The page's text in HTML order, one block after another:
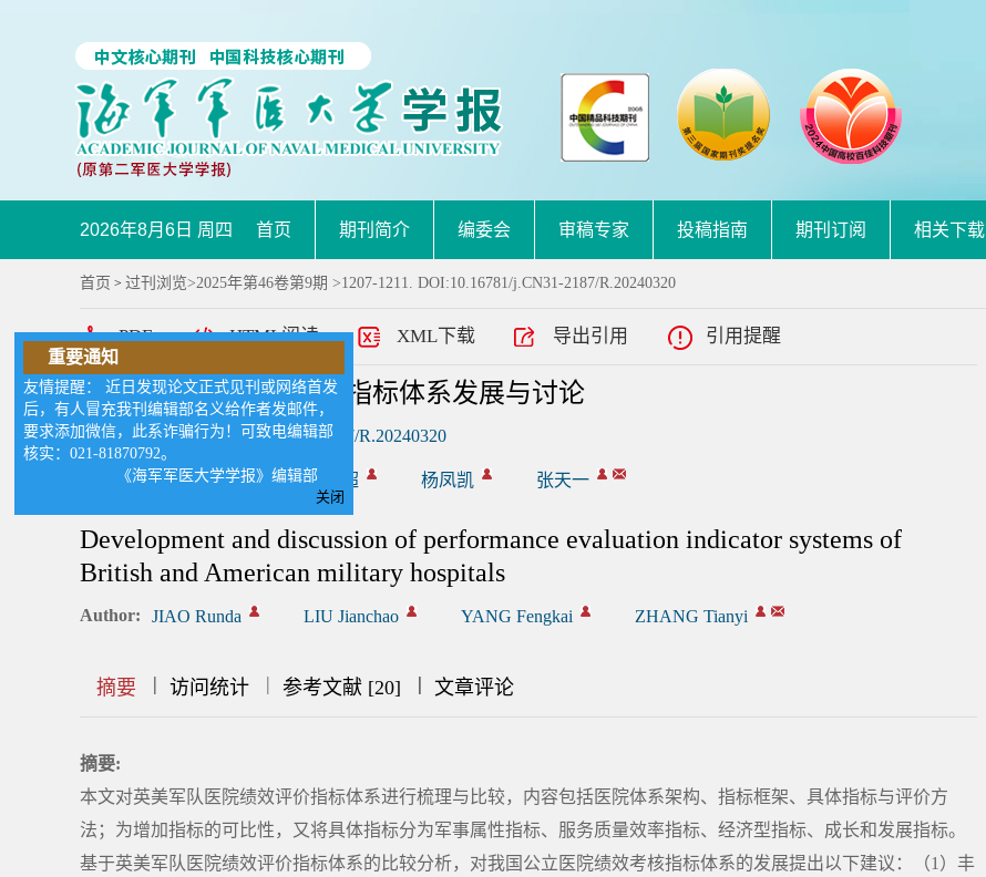
2026年8月6日 周四 首页 期刊简介 编委会 审稿专家 投稿指南 期刊订阅 相关下载
首页 > 过刊浏览>2025年第46卷第9期 >1207-1211. DOI:10.16781/j.CN31-2187/R.20240320
PDF HTML阅读 XML下载 导出引用 引用提醒
英美军队医院绩效评价指标体系发展与讨论
DOI: 10.16781/j.CN31-2187/R.20240320
焦润达 刘建超 杨凤凯 张天一
Development and discussion of performance evaluation indicator systems of
British and American military hospitals
Author: JIAO Runda LIU Jianchao YANG Fengkai ZHANG Tianyi
摘要 || 访问统计 | 参考文献 [20] |||| 文章评论
摘要:
本文对英美军队医院绩效评价指标体系进行梳理与比较，内容包括医院体系架构、指标框架、具体指标与评价方
法；为增加指标的可比性，又将具体指标分为军事属性指标、服务质量效率指标、经济型指标、成长和发展指标。
基于英美军队医院绩效评价指标体系的比较分析，对我国公立医院绩效考核指标体系的发展提出以下建议：（1）丰
重要通知
友情提醒： 近日发现论文正式见刊或网络首发
后，有人冒充我刊编辑部名义给作者发邮件，
要求添加微信，此系诈骗行为！可致电编辑部
核实：021-81870792。
《海军军医大学学报》编辑部
关闭